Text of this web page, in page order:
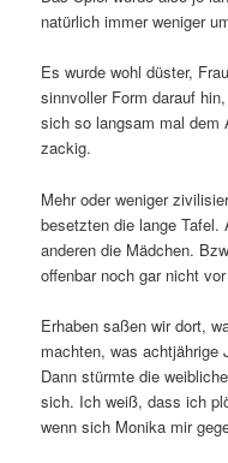
natürlich immer weniger
Es wurde wohl düster,
sinnvoller Form darauf
sich so langsam mal dem
zackig.
Mehr oder weniger
besetzten die lange
anderen die Mädchen.
offenbar noch gar nicht
Erhaben saßen wir dort,
machten, was achtjährige
Dann stürmte die
sich. Ich weiß, dass ich
wenn sich Monika mir